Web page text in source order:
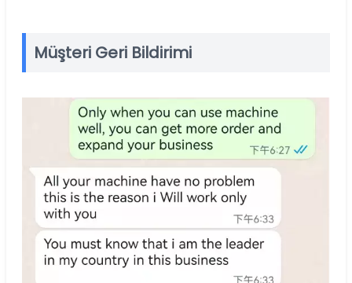
Müşteri Geri Bildirimi